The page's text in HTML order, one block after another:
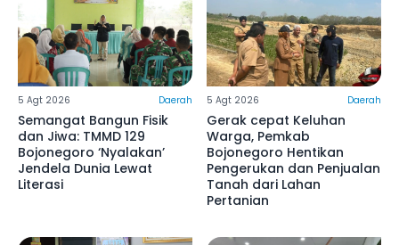
5 Agt 2026 Daerah
Semangat Bangun Fisik
dan Jiwa: TMMD 129
Bojonegoro ‘Nyalakan’
Jendela Dunia Lewat
Literasi
5 Agt 2026 Daerah
Gerak cepat Keluhan
Warga, Pemkab
Bojonegoro Hentikan
Pengerukan dan Penjualan
Tanah dari Lahan
Pertanian